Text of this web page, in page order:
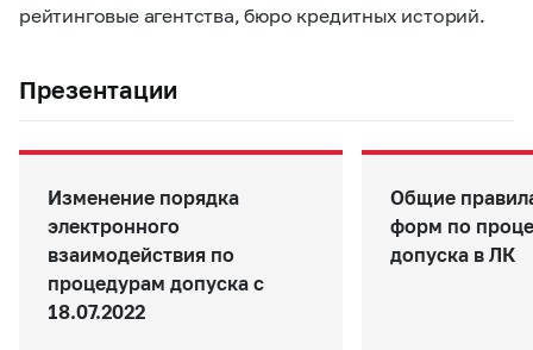
рейтинговые агентства, бюро кредитных историй.
Презентации
Изменение порядка
электронного
взаимодействия по
процедурам допуска с
18.07.2022
Общие
форм по
допуска в ЛК